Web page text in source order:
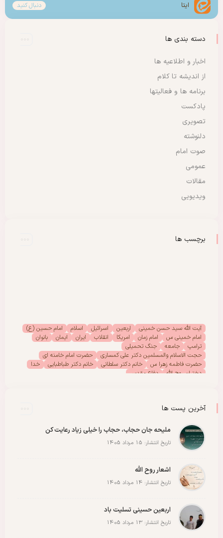
ایتا دنبال کنید
دسته بندی ها
اخبار و اطلاعیه ها
از اندیشه تا کلام
برنامه ها و فعالیتها
پادکست
تصویری
دلنوشته
صوت امام
عمومی
مقالات
ویدیویی
برچسب ها
آیت الله سید حسن خمینی اربعین اسرائیل اسلام
امام حسین (ع)
امام خمینی س
امام زمان امریکا انقلاب ایران ایمان
بانوان
ترامپ
جامعه
جنگ تحمیلی
حجت الاسلام والمسلمین دکتر علی کمساری
حضرت امام خامنه ای
حضرت فاطمه زهرا س
خانم دکتر سلطانی خانم دکتر طباطبایی
خدا
دختران روح الله
دفاع مقدس
مادران شهدا
مجمع دختران روح اللهآخرین پست ها
ملیحه جان حجاب، حجاب را خیلی زیاد رعایت کن
تاریخ انتشار: 15 مرداد 1405
اشعار روح الله
تاریخ انتشار: 14 مرداد 1405
اربعین حسینی تسلیت باد
تاریخ انتشار: 13 مرداد 1405